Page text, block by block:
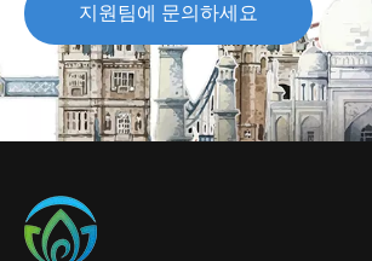
지원팀에 문의하세요